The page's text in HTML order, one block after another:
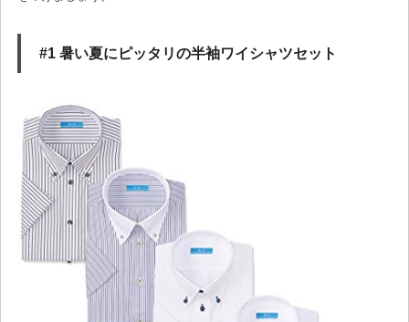
#1 暑い夏にピッタリの半袖ワイシャツセット